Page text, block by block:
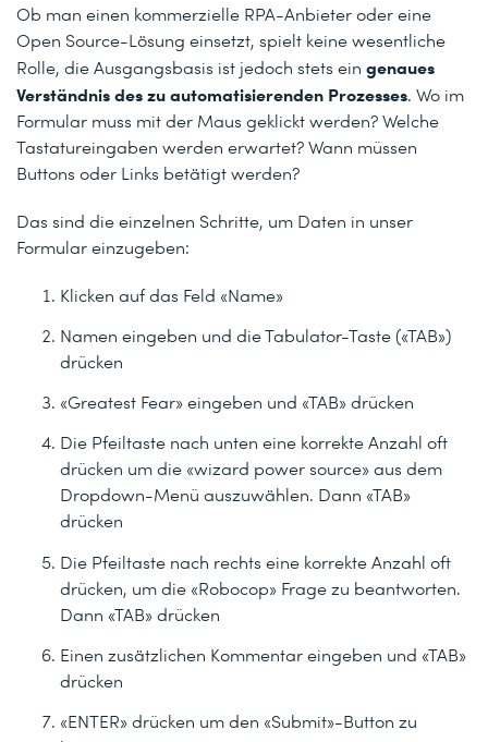
Ob man einen kommerzielle RPA-Anbieter oder eine
Open Source-Lösung einsetzt, spielt keine wesentliche
Rolle, die Ausgangsbasis ist jedoch stets ein genaues
Verständnis des zu automatisierenden Prozesses. Wo im
Formular muss mit der Maus geklickt werden? Welche
Tastatureingaben werden erwartet? Wann müssen
Buttons oder Links betätigt werden?
Das sind die einzelnen Schritte, um Daten in unser
Formular einzugeben:
Klicken auf das Feld «Name»
Namen eingeben und die Tabulator-Taste («TAB»)
drücken
«Greatest Fear» eingeben und «TAB» drücken
Die Pfeiltaste nach unten eine korrekte Anzahl oft
drücken um die «wizard power source» aus dem
Dropdown-Menü auszuwählen. Dann «TAB»
drücken
Die Pfeiltaste nach rechts eine korrekte Anzahl oft
drücken, um die «Robocop» Frage zu beantworten.
Dann «TAB» drücken
Einen zusätzlichen Kommentar eingeben und «TAB»
drücken
«ENTER» drücken um den «Submit»-Button zu